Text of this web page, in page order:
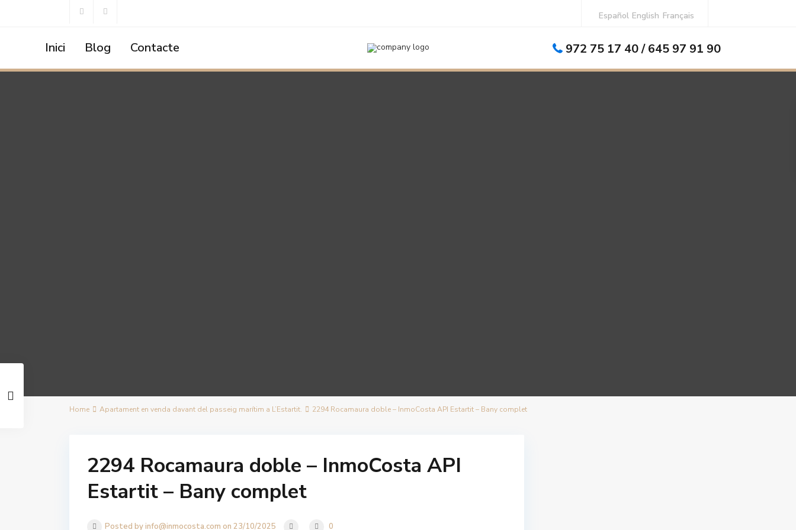
Español English Français
Inici Blog Contacte 972 75 17 40 / 645 97 91 90
Home Apartament en venda davant del passeig marítim a L’Estartit. 2294 Rocamaura doble – InmoCosta API Estartit – Bany complet
2294 Rocamaura doble – InmoCosta API
Estartit – Bany complet
Posted by info@inmocosta.com on 23/10/2025 0